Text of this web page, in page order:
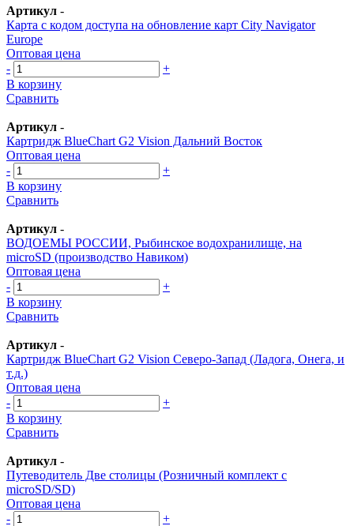
Артикул -
Карта с кодом доступа на обновление карт City Navigator
Europe
Оптовая цена
-
+
В корзину
Сравнить
Артикул -
Картридж BlueChart G2 Vision Дальний Восток
Оптовая цена
-
+
В корзину
Сравнить
Артикул -
ВОДОЕМЫ РОССИИ, Рыбинское водохранилище, на
microSD (производство Навиком)
Оптовая цена
-
+
В корзину
Сравнить
Артикул -
Картридж BlueChart G2 Vision Северо-Запад (Ладога, Онега, и
т.д.)
Оптовая цена
-
+
В корзину
Сравнить
Артикул -
Путеводитель Две столицы (Розничный комплект с
microSD/SD)
Оптовая цена
-
+